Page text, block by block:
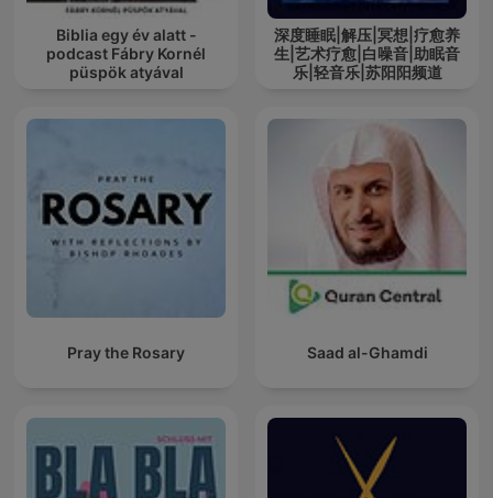
Biblia egy év alatt -
podcast Fábry Kornél
püspök atyával
深度睡眠|解压|冥想|疗愈养
生|艺术疗愈|白噪音|助眠音
乐|轻音乐|苏阳阳频道
Pray the Rosary Saad al-Ghamdi